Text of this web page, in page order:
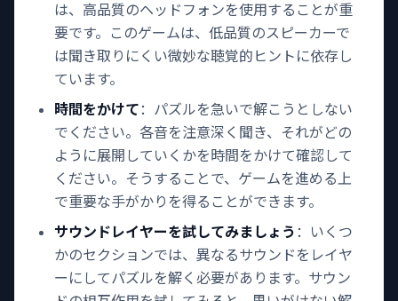
は、高品質のヘッドフォンを使用することが重
要です。このゲームは、低品質のスピーカーで
は聞き取りにくい微妙な聴覚的ヒントに依存し
ています。
時間をかけて ：パズルを急いで解こうとしない
でください。各音を注意深く聞き、それがどの
ように展開していくかを時間をかけて確認して
ください。そうすることで、ゲームを進める上
で重要な手がかりを得ることができます。
サウンドレイヤーを試してみましょう ：いくつ
かのセクションでは、異なるサウンドをレイヤ
ーにしてパズルを解く必要があります。サウン